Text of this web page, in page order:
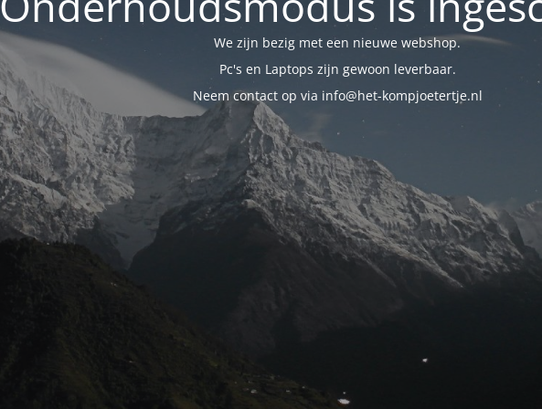
We zijn bezig met een nieuwe webshop.
Pc's en Laptops zijn gewoon leverbaar.
Neem contact op via info@het-kompjoetertje.nl